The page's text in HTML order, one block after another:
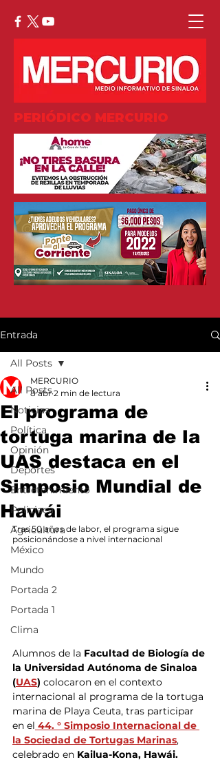
PERIÓDICO MERCURIO
Entrada
All Posts
Noticias
Política
Opinión
Deportes
Entretenimiento
Policiaca
Agricultura
México
Mundo
Portada 2
Portada 1
Clima
All Posts
El programa de
tortuga marina de la
UAS destaca en el
Simposio Mundial de
Hawái
MERCURIO
8 abr 2 min de lectura
Tras 50 años de labor, el programa sigue
posicionándose a nivel internacional
Alumnos de la Facultad de Biología de
la Universidad Autónoma de Sinaloa
(UAS) colocaron en el contexto
internacional al programa de la tortuga
marina de Playa Ceuta, tras participar
en el 44. ° Simposio Internacional de
la Sociedad de Tortugas Marinas,
celebrado en Kailua-Kona, Hawái.